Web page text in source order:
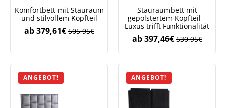
Komfortbett mit Stauraum
und stilvollem Kopfteil
ab 505,95€
379,61€
Stauraumbett mit
gepolstertem Kopfteil –
Luxus trifft Funktionalität
ab 530,95€
397,46€
ANGEBOT! ANGEBOT!